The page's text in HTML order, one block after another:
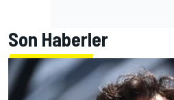
Son Haberler